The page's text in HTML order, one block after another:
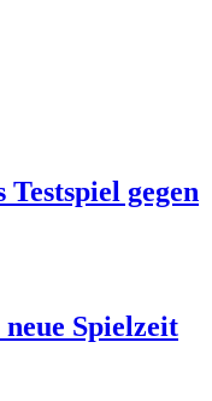
gegen
Spielzeit